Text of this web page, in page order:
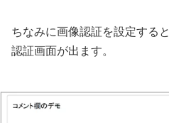
ちなみに画像認証を設定する
認証画面が出ます。